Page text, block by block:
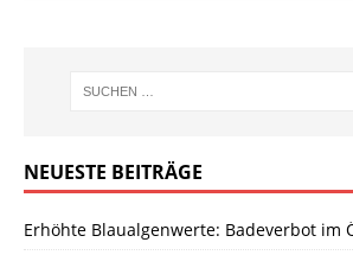
NEUESTE BEITRÄGE
Erhöhte Blaualgenwerte: Badeverbot im